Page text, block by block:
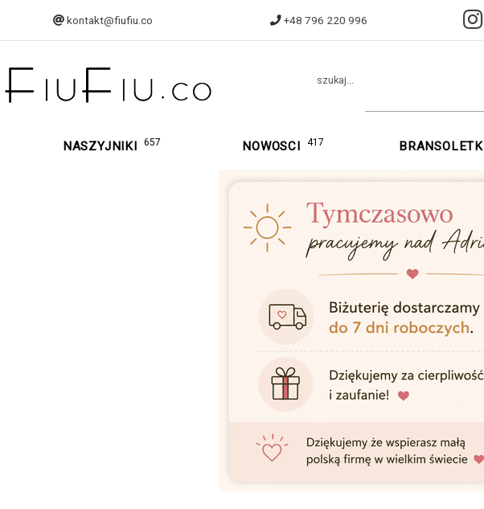
kontakt@fiufiu.co +48 796 220 996
szukaj...
NASZYJNIKI 657 NOWOSCI 417 BRANSOLETKI